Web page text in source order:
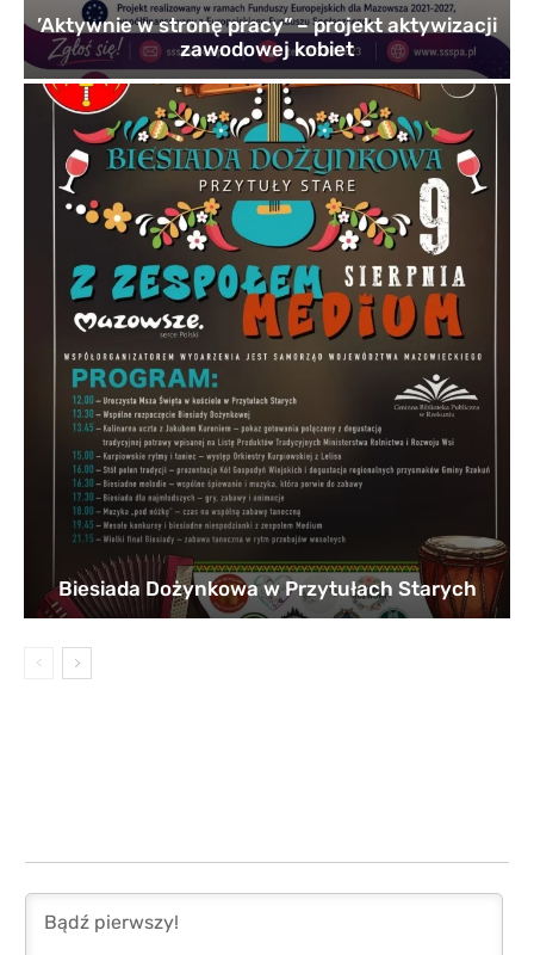
’Aktywnie w stronę pracy” – projekt aktywizacji
zawodowej kobiet
Biesiada Dożynkowa w Przytułach Starych